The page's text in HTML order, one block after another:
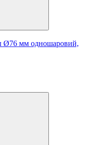
Ø76 мм одношаровий,